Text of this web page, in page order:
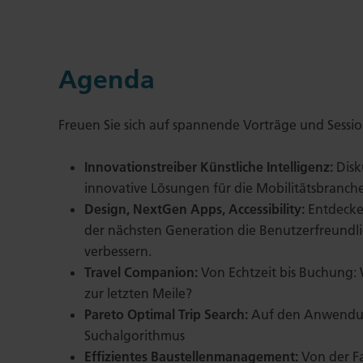
Agenda
Freuen Sie sich auf spannende Vorträge und
Innovationstreiber Künstliche Intelligenz:
innovative Lösungen für die
Design, NextGen Apps, Accessibility:
der nächsten Generation die
verbessern.
Travel Companion: Von Echtzeit bis
zur letzten Meile?
Pareto Optimal Trip Search: Auf den
Suchalgorithmus
Effizientes Baustellenmanagement: Von der